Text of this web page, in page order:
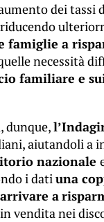
dei
famiglie a
necessità
familiare e
dunque,
aiutandoli a
nazionale
i datiuna
a
vendita nei